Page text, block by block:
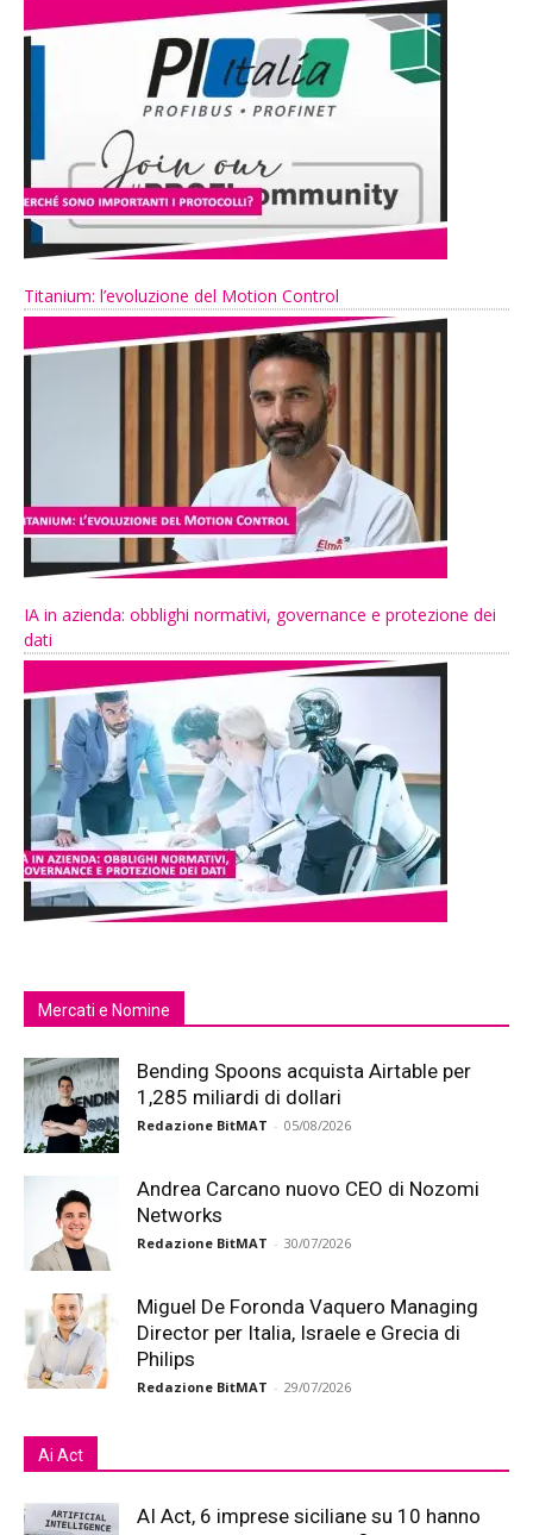
Titanium: l’evoluzione del Motion Control
IA in azienda: obblighi normativi, governance e protezione dei
dati
Mercati e Nomine
Bending Spoons acquista Airtable per
1,285 miliardi di dollari
Redazione BitMAT - 05/08/2026
Andrea Carcano nuovo CEO di Nozomi
Networks
Redazione BitMAT - 30/07/2026
Miguel De Foronda Vaquero Managing
Director per Italia, Israele e Grecia di
Philips
Redazione BitMAT - 29/07/2026
Ai Act
AI Act, 6 imprese siciliane su 10 hanno